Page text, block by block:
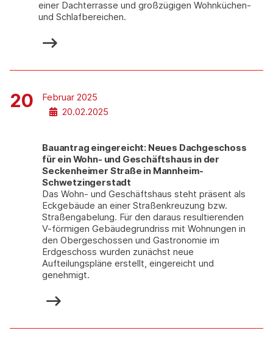
einer Dachterrasse und großzügigen Wohnküchen-
und Schlafbereichen.
Bauantrag eingereicht: Neues Dachgeschoss
für ein Wohn- und Geschäftshaus in der
Seckenheimer Straße in Mannheim-
Schwetzingerstadt
Das Wohn- und Geschäftshaus steht präsent als
Eckgebäude an einer Straßenkreuzung bzw.
Straßengabelung. Für den daraus resultierenden
V-förmigen Gebäudegrundriss mit Wohnungen in
den Obergeschossen und Gastronomie im
Erdgeschoss wurden zunächst neue
Aufteilungspläne erstellt, eingereicht und
genehmigt.
20
Februar 2025
20.02.2025